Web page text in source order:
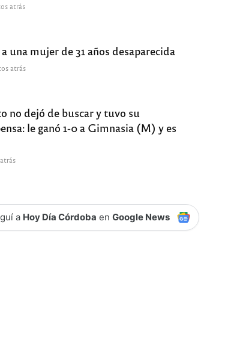
atrás
una mujer de 31 años desaparecida
atrás
no dejó de buscar y tuvo su
le ganó 1-0 a Gimnasia (M) y es
a Hoy Día Córdoba enGoogle News